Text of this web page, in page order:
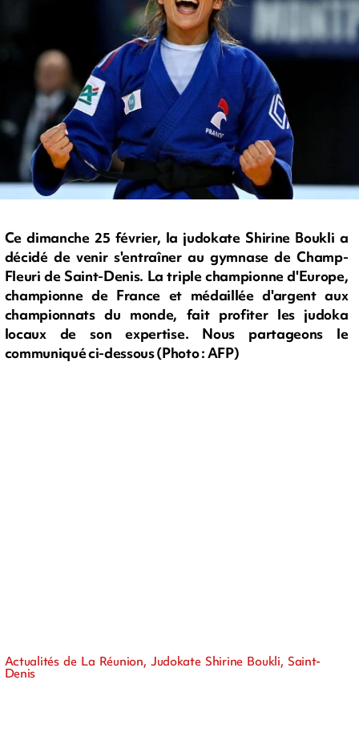
Ce dimanche 25 février, la judokate Shirine Boukli a
décidé de venir s'entraîner au gymnase de Champ-
Fleuri de Saint-Denis. La triple championne d'Europe,
championne de France et médaillée d'argent aux
championnats du monde, fait profiter les judoka
locaux de son expertise. Nous partageons le
communiqué ci-dessous (Photo : AFP)
Actualités de La Réunion, Judokate Shirine Boukli, Saint-
Denis